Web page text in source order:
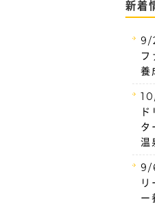
新着
9/
フ
養
タ
温
9/
ー